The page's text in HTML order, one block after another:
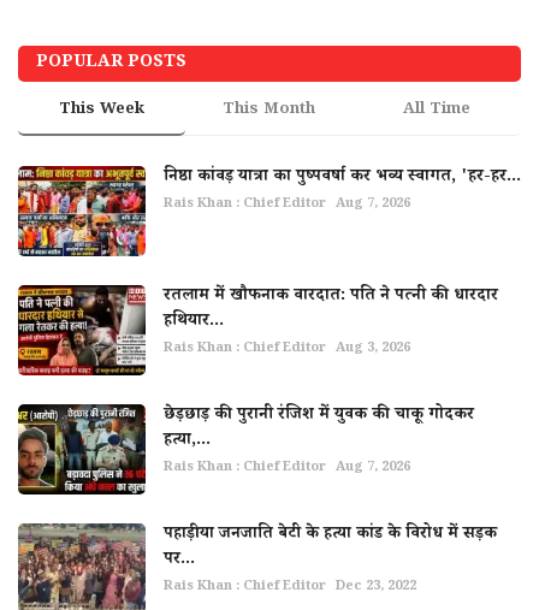
POPULAR POSTS
This Week This Month All Time
निष्ठा कांवड़ यात्रा का पुष्पवर्षा कर भव्य स्वागत, 'हर-हर...
Rais Khan : Chief Editor Aug 7, 2026
रतलाम में खौफनाक वारदात: पति ने पत्नी की धारदार
हथियार...
Rais Khan : Chief Editor Aug 3, 2026
छेड़छाड़ की पुरानी रंजिश में युवक की चाकू गोदकर
हत्या,...
Rais Khan : Chief Editor Aug 7, 2026
पहाड़ीया जनजाति बेटी के हत्या कांड के विरोध में सड़क
पर...
Rais Khan : Chief Editor Dec 23, 2022